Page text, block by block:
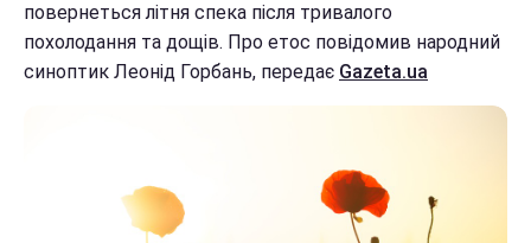
повернеться літня спека після тривалого
похолодання та дощів. Про етос повідомив народний
синоптик Леонід Горбань, передає Gazeta.ua